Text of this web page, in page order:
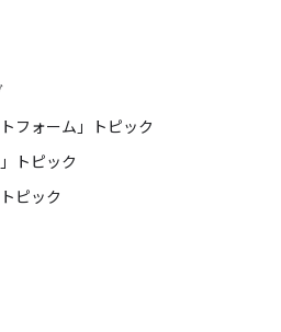
フォーム」トピック
トピック
ピック